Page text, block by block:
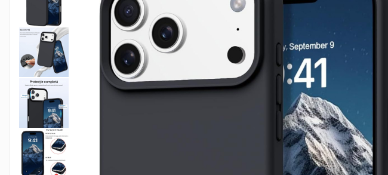
Seria X
Seria 8
Seria 7
Seria 6
Seria 5
Samsung
Seria A
Seria J
Seria M
Seria N